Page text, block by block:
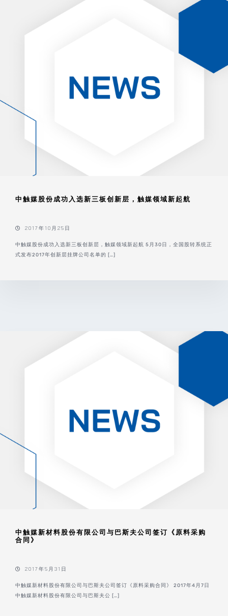
中触媒股份成功入选新三板创新层，触媒领域新起航
2017年10月25日
中触媒股份成功入选新三板创新层，触媒领域新起航 5月30日，全国股转系统正
式发布2017年创新层挂牌公司名单的 […]
中触媒新材料股份有限公司与巴斯夫公司签订《原料采购
合同》
2017年5月31日
中触媒新材料股份有限公司与巴斯夫公司签订《原料采购合同》 2017年4月7日
中触媒新材料股份有限公司与巴斯夫公 […]